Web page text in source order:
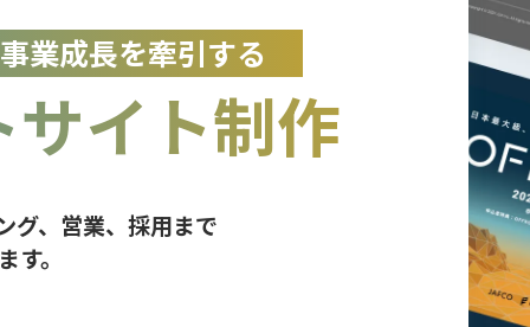
業成長を牽引する
イト制作
グ、営業、採用まで
す。